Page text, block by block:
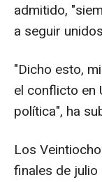
admitido,
a seguir
"Dicho esto,
el conflicto en
política", ha
Los
finales de